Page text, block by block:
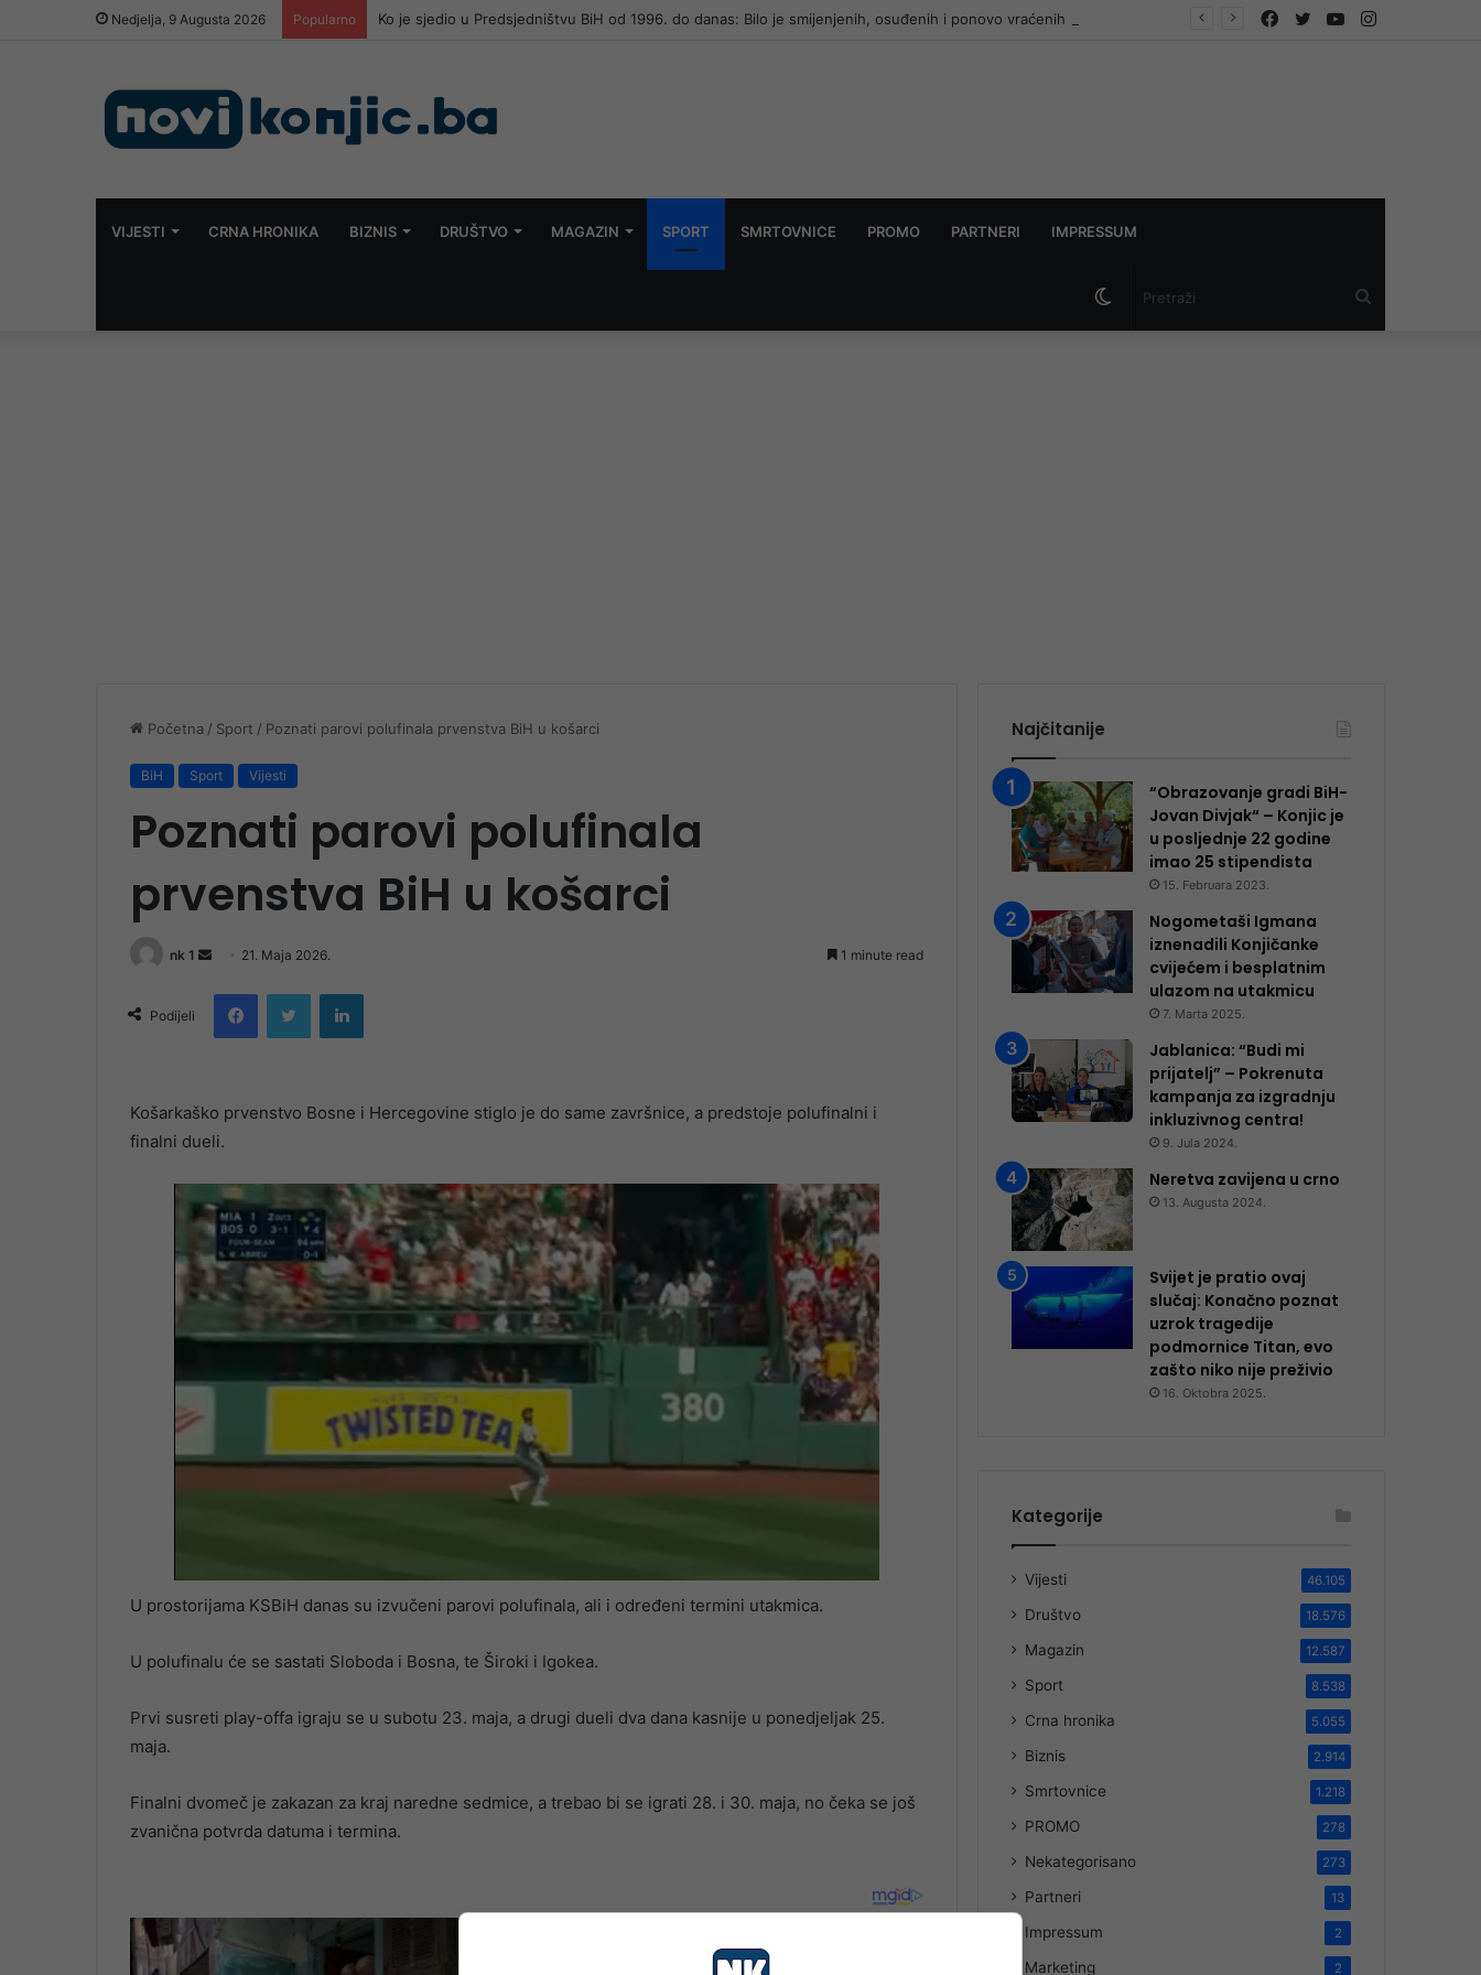
Nedjelja, 9 Augusta 2026 Popularno Ko je sjedio u Predsjedništvu BiH od 1996. do danas: Bilo je smijenjenih, osuđenih i ponovo vraćenih na vlast Instagram
YouTube
Twitter
Facebook
VIJESTI CRNA HRONIKA BIZNIS DRUŠTVO MAGAZIN SPORT SMRTOVNICE PROMO PARTNERI IMPRESSUM
Switch
Početna / Sport / Poznati parovi polufinala prvenstva BiH u košarci
BiH Sport Vijesti
Poznati parovi polufinala
prvenstva BiH u košarci
nk 1
Send
email
21. Maja 2026. 1 minute read
Podijeli
FacebookTwitter LinkedIn
Košarkaško prvenstvo Bosne i Hercegovine stiglo je do same završnice, a predstoje polufinalni i
finalni dueli.
U prostorijama KSBiH danas su izvučeni parovi polufinala, ali i određeni termini utakmica.
U polufinalu će se sastati Sloboda i Bosna, te Široki i Igokea.
Prvi susreti play-offa igraju se u subotu 23. maja, a drugi dueli dva dana kasnije u ponedjeljak 25.
maja.
Finalni dvomeč je zakazan za kraj naredne sedmice, a trebao bi se igrati 28. i 30. maja, no čeka se još
zvanična potvrda datuma i termina.
Najčitanije
“Obrazovanje gradi BiH-
Jovan Divjak“ – Konjic je
u posljednje 22 godine
imao 25 ​​stipendista
15. Februara 2023.
Nogometaši Igmana
iznenadili Konjičanke
cvijećem i besplatnim
ulazom na utakmicu
7. Marta 2025.
Jablanica: “Budi mi
prijatelj” – Pokrenuta
kampanja za izgradnju
inkluzivnog centra!
9. Jula 2024.
Neretva zavijena u crno
13. Augusta 2024.
Svijet je pratio ovaj
slučaj: Konačno poznat
uzrok tragedije
podmornice Titan, evo
zašto niko nije preživio
16. Oktobra 2025.
Kategorije
Vijesti 46.105
Društvo 18.576
Magazin 12.587
Sport 8.538
Crna hronika 5.055
Biznis 2.914
Smrtovnice 1.218
PROMO 278
Nekategorisano 273
Partneri 13
Impressum 2
Marketing 2